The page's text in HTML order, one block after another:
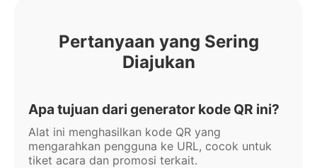
Pertanyaan yang Sering
Diajukan
Apa tujuan dari generator kode QR ini?
Alat ini menghasilkan kode QR yang
mengarahkan pengguna ke URL, cocok untuk
tiket acara dan promosi terkait.